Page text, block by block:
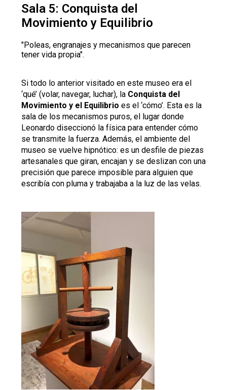
Sala 5: Conquista del
Movimiento y Equilibrio
"Poleas, engranajes y mecanismos que parecen
tener vida propia".
Si todo lo anterior visitado en este museo era el
‘qué’ (volar, navegar, luchar), la Conquista del
Movimiento y el Equilibrio es el ‘cómo’. Esta es la
sala de los mecanismos puros, el lugar donde
Leonardo diseccionó la física para entender cómo
se transmite la fuerza. Además, el ambiente del
museo se vuelve hipnótico: es un desfile de piezas
artesanales que giran, encajan y se deslizan con una
precisión que parece imposible para alguien que
escribía con pluma y trabajaba a la luz de las velas.